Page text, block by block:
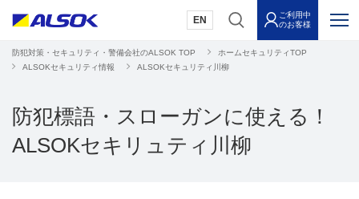
EN
ご利用中
のお客様
防犯対策・セキュリティ・警備会社のALSOK TOP
ホームセキュリティTOP
ALSOKセキュリティ情報
ALSOKセキュリティ川柳
防犯標語・スローガンに使える！
ALSOKセキリュティ川柳